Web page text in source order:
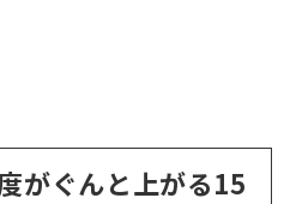
がぐんと上がる15